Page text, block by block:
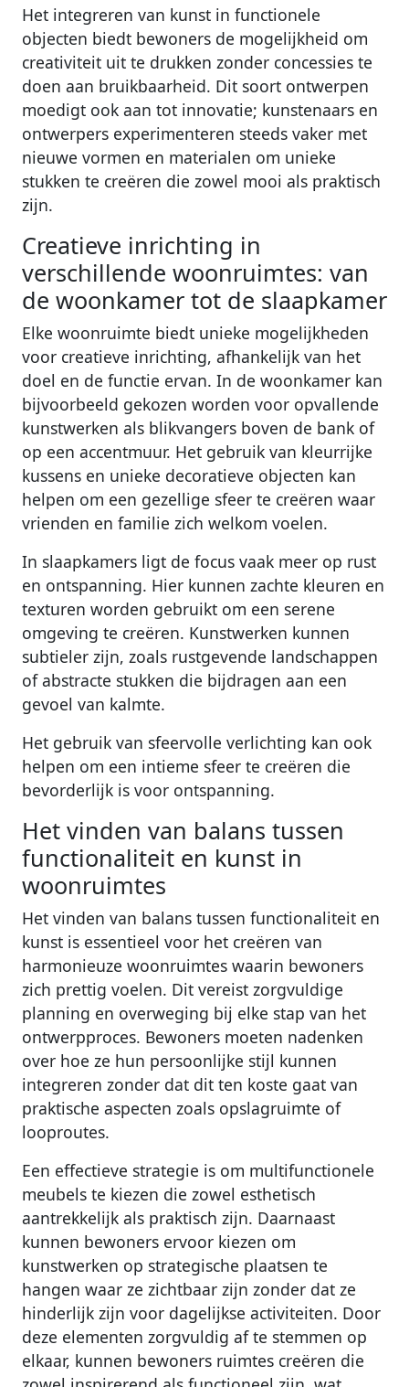
Het integreren van kunst in functionele
objecten biedt bewoners de mogelijkheid om
creativiteit uit te drukken zonder concessies te
doen aan bruikbaarheid. Dit soort ontwerpen
moedigt ook aan tot innovatie; kunstenaars en
ontwerpers experimenteren steeds vaker met
nieuwe vormen en materialen om unieke
stukken te creëren die zowel mooi als praktisch
zijn.
Creatieve inrichting in
verschillende woonruimtes: van
de woonkamer tot de slaapkamer
Elke woonruimte biedt unieke mogelijkheden
voor creatieve inrichting, afhankelijk van het
doel en de functie ervan. In de woonkamer kan
bijvoorbeeld gekozen worden voor opvallende
kunstwerken als blikvangers boven de bank of
op een accentmuur. Het gebruik van kleurrijke
kussens en unieke decoratieve objecten kan
helpen om een gezellige sfeer te creëren waar
vrienden en familie zich welkom voelen.
In slaapkamers ligt de focus vaak meer op rust
en ontspanning. Hier kunnen zachte kleuren en
texturen worden gebruikt om een serene
omgeving te creëren. Kunstwerken kunnen
subtieler zijn, zoals rustgevende landschappen
of abstracte stukken die bijdragen aan een
gevoel van kalmte.
Het gebruik van sfeervolle verlichting kan ook
helpen om een intieme sfeer te creëren die
bevorderlijk is voor ontspanning.
Het vinden van balans tussen
functionaliteit en kunst in
woonruimtes
Het vinden van balans tussen functionaliteit en
kunst is essentieel voor het creëren van
harmonieuze woonruimtes waarin bewoners
zich prettig voelen. Dit vereist zorgvuldige
planning en overweging bij elke stap van het
ontwerpproces. Bewoners moeten nadenken
over hoe ze hun persoonlijke stijl kunnen
integreren zonder dat dit ten koste gaat van
praktische aspecten zoals opslagruimte of
looproutes.
Een effectieve strategie is om multifunctionele
meubels te kiezen die zowel esthetisch
aantrekkelijk als praktisch zijn. Daarnaast
kunnen bewoners ervoor kiezen om
kunstwerken op strategische plaatsen te
hangen waar ze zichtbaar zijn zonder dat ze
hinderlijk zijn voor dagelijkse activiteiten. Door
deze elementen zorgvuldig af te stemmen op
elkaar, kunnen bewoners ruimtes creëren die
zowel inspirerend als functioneel zijn, wat